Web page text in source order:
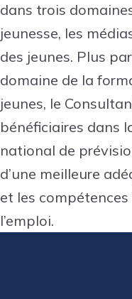
dans trois
jeunesse, les
des jeunes. Plus
domaine de la
jeunes, le
bénéficiaires dans
national de
d’une meilleure
et les
l’emploi.